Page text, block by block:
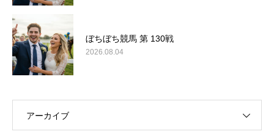
ぼちぼち競馬 第 130戦
2026.08.04
アーカイブ